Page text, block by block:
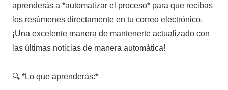
aprenderás a *automatizar el proceso* para que recibas
los resúmenes directamente en tu correo electrónico.
¡Una excelente manera de mantenerte actualizado con
las últimas noticias de manera automática!
🔍 *Lo que aprenderás:*